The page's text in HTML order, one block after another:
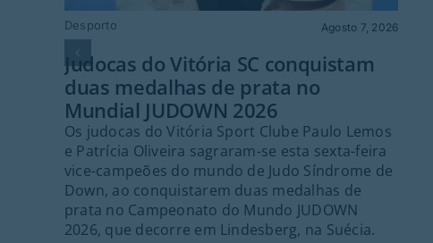
Desporto Agosto 7, 2026
Judocas do Vitória SC conquistam
duas medalhas de prata no
Mundial JUDOWN 2026
Os judocas do Vitória Sport Clube Paulo Lemos
e Patrícia Oliveira sagraram-se esta sexta-feira
vice-campeões do mundo de Judo Síndrome de
Down, ao conquistarem duas medalhas de
prata no Campeonato do Mundo JUDOWN
2026, que decorre em Lindesberg, na Suécia.